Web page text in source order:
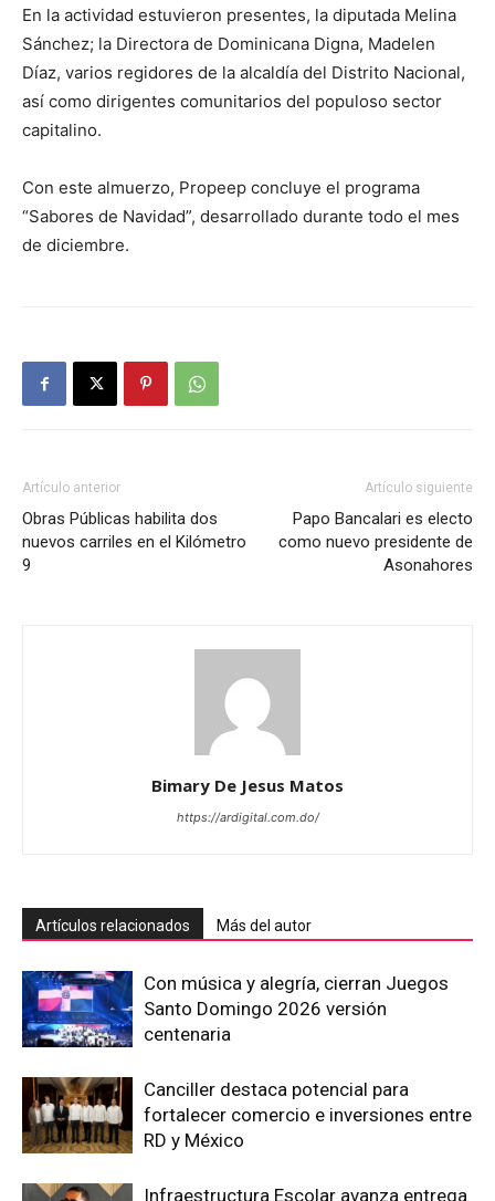
En la actividad estuvieron presentes, la diputada Melina
Sánchez; la Directora de Dominicana Digna, Madelen
Díaz, varios regidores de la alcaldía del Distrito Nacional,
así como dirigentes comunitarios del populoso sector
capitalino.
Con este almuerzo, Propeep concluye el programa
“Sabores de Navidad”, desarrollado durante todo el mes
de diciembre.
Artículo anterior
Obras Públicas habilita dos
nuevos carriles en el Kilómetro
9
Artículo siguiente
Papo Bancalari es electo
como nuevo presidente de
Asonahores
Bimary De Jesus Matos
https://ardigital.com.do/
Artículos relacionados Más del autor
Con música y alegría, cierran Juegos
Santo Domingo 2026 versión
centenaria
Canciller destaca potencial para
fortalecer comercio e inversiones entre
RD y México
Infraestructura Escolar avanza entrega